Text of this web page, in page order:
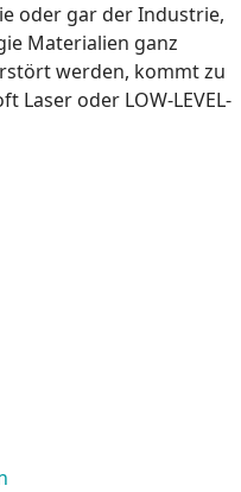
oder gar der Industrie,
Materialien ganz
werden, kommt zu
Laser oder LOW-LEVEL-